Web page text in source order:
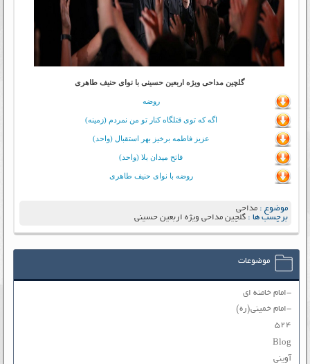
گلچین مداحی ویژه اربعین حسینی با نوای حنیف طاهری
روضه
اگه که توی قتلگاه کنار تو من نمردم (زمینه)
عزیز فاطمه برخیز بهر استقبال (واحد)
فاتح میدان بلا (واحد)
روضه با نوای حنیف طاهری
موضوع :مداحی
برچسب ها :گلچین مداحی ویژه اربعین حسینی
موضوعات
-امام خامنه ای
-امام خمینی(ره)
۵۲۴
Blog
آوینی